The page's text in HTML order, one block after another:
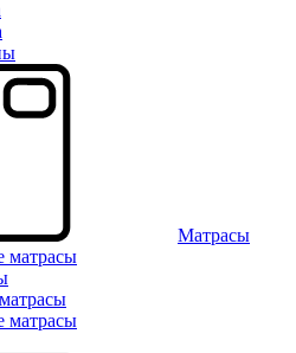
Матрасы
матрасы
матрасы